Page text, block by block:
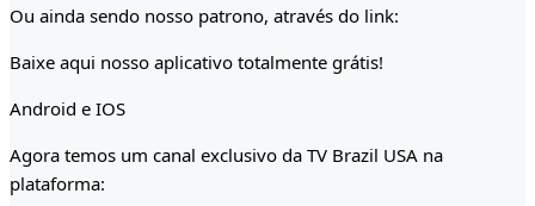
Ou ainda sendo nosso patrono, através do link:
Baixe aqui nosso aplicativo totalmente grátis!
Android e IOS
Agora temos um canal exclusivo da TV Brazil USA na
plataforma: